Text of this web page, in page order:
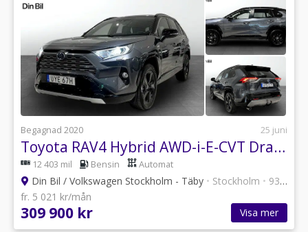
Begagnad 2020 25 juni
Toyota RAV4 Hybrid AWD-i-E-CVT Drag/Backkamera
12 403 mil Bensin Automat
Din Bil / Volkswagen Stockholm - Täby • Stockholm • 93 annonser
fr. 5 021 kr/mån
309 900 kr Visa mer